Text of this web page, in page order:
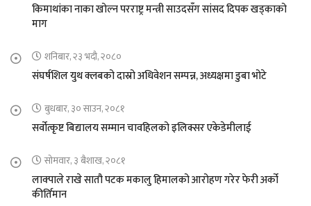
किमाथांका नाका खोल्न परराष्ट्र मन्त्री साउदसँग सांसद दिपक खड्काको
माग
शनिबार, २३ भदौ, २०८०
संघर्षशिल युथ क्लबको दास्रो अधिवेशन सम्पन्न, अध्यक्षमा डुबा भोटे
बुधबार, ३० साउन, २०८१
सर्वोत्कृष्ट बिद्यालय सम्मान चावहिलको इलिक्सर एकेडेमीलाई
सोमवार, ३ बैशाख, २०८१
लाक्पाले राखे सातौ पटक मकालु हिमालको आरोहण गरेर फेरी अर्को
कीर्तिमान